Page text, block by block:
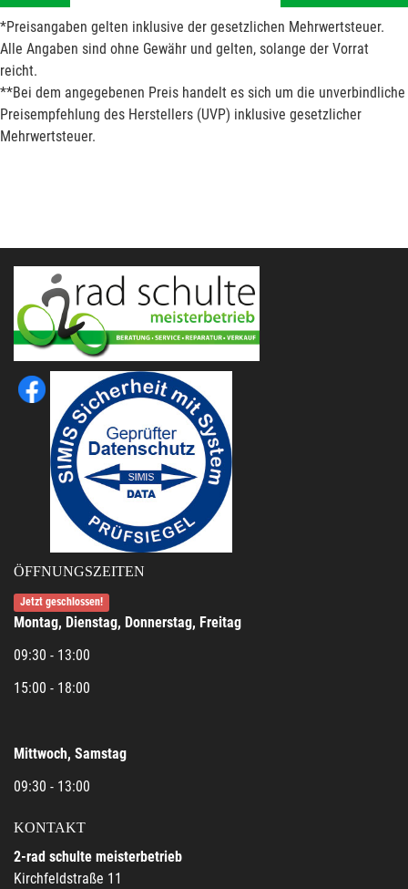
*Preisangaben gelten inklusive der gesetzlichen Mehrwertsteuer.
Alle Angaben sind ohne Gewähr und gelten, solange der Vorrat
reicht.
**Bei dem angegebenen Preis handelt es sich um die unverbindliche
Preisempfehlung des Herstellers (UVP) inklusive gesetzlicher
Mehrwertsteuer.
ÖFFNUNGSZEITEN
Jetzt geschlossen!
Montag, Dienstag, Donnerstag, Freitag
09:30 - 13:00
15:00 - 18:00
Mittwoch, Samstag
09:30 - 13:00
KONTAKT
2-rad schulte meisterbetrieb
Kirchfeldstraße 11